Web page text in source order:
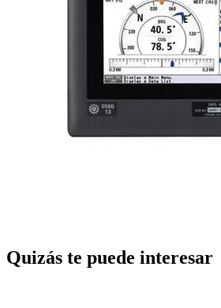
Quizás te puede interesar